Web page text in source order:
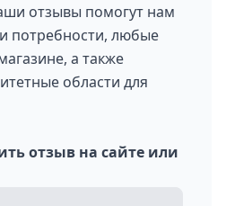
отзывы помогут нам
потребности, любые
а также
области для
отзыв на сайте или